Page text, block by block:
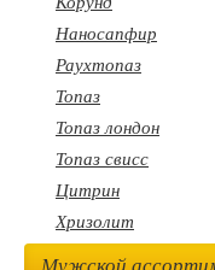
Наносапфир
Раухтопаз
Топаз
Топаз лондон
Топаз свисс
Цитрин
Хризолит